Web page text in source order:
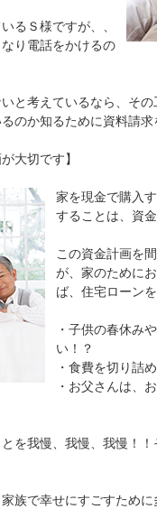
るＳ様ですが、、
り電話をかけるの
と考えているなら、そ
のか知るために資料請求
大切です】
家を現金で購入
することは、資
この資金計画を
が、家のために
ば、住宅ローン
・子供の春休み
い！？
・食費を切り詰
・お父さんは、
を我慢、我慢、我慢！
族で幸せにすごすため